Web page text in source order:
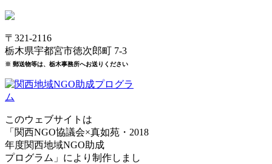
〒321-2116
栃木県宇都宮市徳次郎町 7-3
※ 郵送物等は、栃木事務所へお送りください
このウェブサイトは
「関西NGO協議会×真如苑・2018
年度関西地域NGO助成
プログラム」により制作しまし